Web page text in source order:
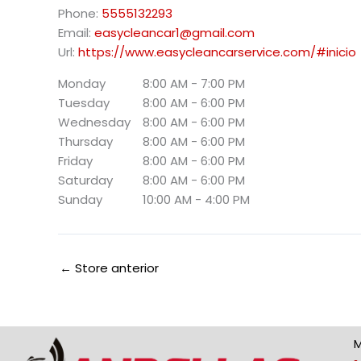
Phone: 5555132293
Email: easycleancar1@gmail.com
Url: https://www.easycleancarservice.com/#inicio
Monday
8:00 AM - 7:00 PM
Tuesday
8:00 AM - 6:00 PM
Wednesday
8:00 AM - 6:00 PM
Thursday
8:00 AM - 6:00 PM
Friday
8:00 AM - 6:00 PM
Saturday
8:00 AM - 6:00 PM
Sunday
10:00 AM - 4:00 PM
← Store anterior